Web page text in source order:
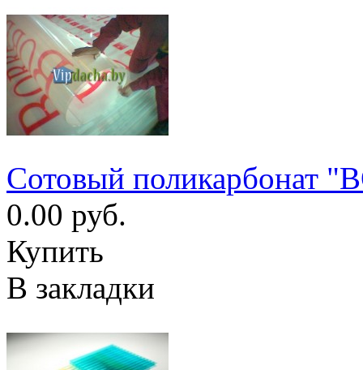
Сотовый поликарбонат
0.00 руб.
Купить
В закладки